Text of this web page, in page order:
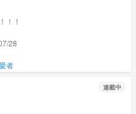
！！
28
者
連載中